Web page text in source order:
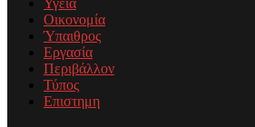
Οικονομία
Ύπαιθρος
Εργασία
Περιβάλλον
Τύπος
Επιστημη